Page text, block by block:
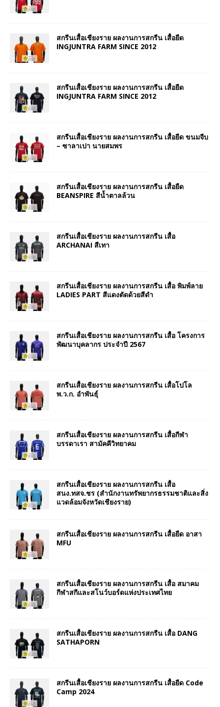
สกรีนเสื้อเชียงราย ผลงานการสกรีน เสื้อยืด
INGJUNTRA FARM SINCE 2012
สกรีนเสื้อเชียงราย ผลงานการสกรีน เสื้อยืด
INGJUNTRA FARM SINCE 2012
สกรีนเสื้อเชียงราย ผลงานการสกรีน เสื้อยืด ขนมจีบ
– ซาลาเปา นายสมพร
สกรีนเสื้อเชียงราย ผลงานการสกรีน เสื้อยืด
BEANSPIRE สีน้ำตาลล้วน
สกรีนเสื้อเชียงราย ผลงานการสกรีน เสื้อ
ARCHANAI สีเทา
สกรีนเสื้อเชียงราย ผลงานการสกรีน เสื้อ พิมพ์ลาย
LADIES PART สีแดงตัดด้วยสีดำ
สกรีนเสื้อเชียงราย ผลงานการสกรีน เสื้อ โครงการ
พัฒนาบุคลากร ประจำปี 2567
สกรีนเสื้อเชียงราย ผลงานการสกรีน เสื้อโปโล
พ.ว.ก. อำพันธุ์
สกรีนเสื้อเชียงราย ผลงานการสกรีน เสื้อกีฬา
บรรดาเรา สามัคคีวิทยาคม
สกรีนเสื้อเชียงราย ผลงานการสกรีน เสื้อ
สนง.ทสจ.ชร (สำนักงานทรัพยากรธรรมชาติและสิ่ง
แวดล้อมจังหวัดเชียงราย)
สกรีนเสื้อเชียงราย ผลงานการสกรีน เสื้อยืด อาสา
MFU
สกรีนเสื้อเชียงราย ผลงานการสกรีน เสื้อ สมาคม
กีฬาสกีและสโนว์บอร์ดแห่งประเทศไทย
สกรีนเสื้อเชียงราย ผลงานการสกรีน เสื้อ DANG
SATHAPORN
สกรีนเสื้อเชียงราย ผลงานการสกรีน เสื้อยืด Code
Camp 2024